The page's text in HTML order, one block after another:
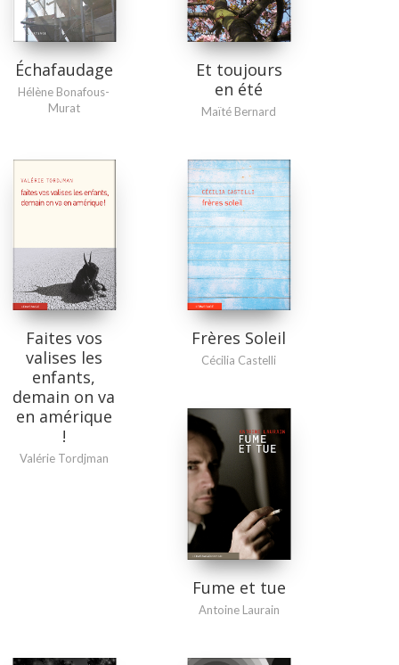
Échafaudage
Hélène Bonafous-
Murat
Et toujours
en été
Maïté Bernard
Faites vos
valises les
enfants,
demain on va
en amérique
!
Valérie Tordjman
Frères Soleil
Cécilia Castelli
Fume et tue
Antoine Laurain